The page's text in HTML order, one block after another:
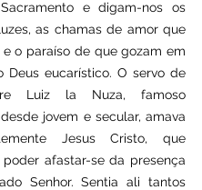
e digam-nos os
as chamas de amor que
o paraíso de que gozam em
Deus eucarístico. O servo de
Luiz la Nuza, famoso
jovem e secular, amava
Jesus Cristo, que
poder afastar-se da presença
Senhor. Sentia ali tantos